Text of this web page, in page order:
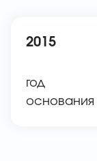
2015
год
основания